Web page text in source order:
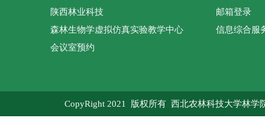
陕西林业科技
森林生物学虚拟仿真实验教学中心
会议室预约
邮箱登录
信息综合服
CopyRight 2021 版权所有 西北农林科技大学林